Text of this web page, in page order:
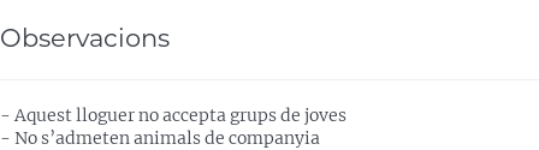
Observacions
- Aquest lloguer no accepta grups de joves
- No s’admeten animals de companyia